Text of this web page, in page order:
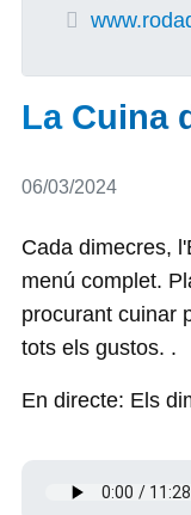
La Cuina
Detalls
06/03/2024
Cada dimecres,
menú complet.
procurant cuinar
tots els gustos. .
En directe: Els